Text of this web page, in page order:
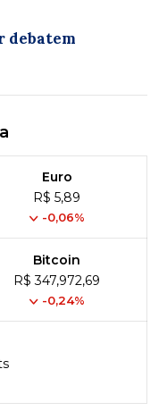
debatem
Euro
R$ 5,89
-0,06%
Bitcoin
R$ 347,972,69
-0,24%